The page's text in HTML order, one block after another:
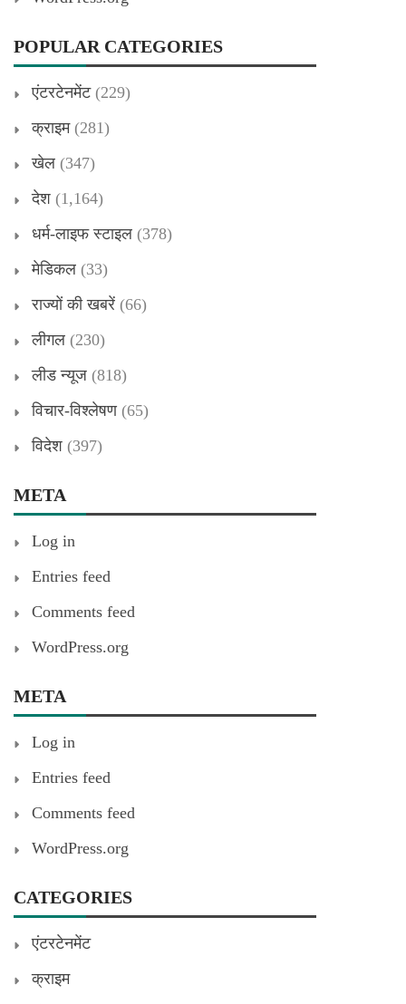
POPULAR CATEGORIES
एंटरटेनमेंट(229)
क्राइम(281)
खेल (347)
देश (1,164)
धर्म-लाइफ स्टाइल (378)
मेडिकल (33)
राज्यों की खबरें (66)
लीगल (230)
लीड न्यूज (818)
विचार-विश्लेषण(65)
विदेश (397)
META
Log in
Entries feed
Comments feed
WordPress.org
META
Log in
Entries feed
Comments feed
WordPress.org
CATEGORIES
एंटरटेनमेंट
क्राइम